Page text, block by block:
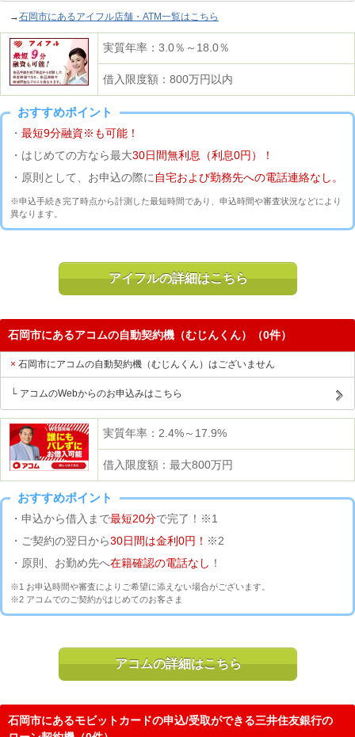
→石岡市にあるアイフル店舗・ATM一覧はこちら
実質年率：3.0％～18.0％
借入限度額：800万円以内
おすすめポイント
・ 最短9分融資※も可能！
・はじめての方なら最大30日間無利息（利息0円）！
・原則として、お申込の際に 自宅および勤務先への電話連絡なし。
※申込手続き完了時点から計測した最短時間であり、申込時間や審査状況などにより
異なります。
アイフルの詳細はこちら
石岡市にあるアコムの自動契約機（むじんくん）（0件）
石岡市にアコムの自動契約機（むじんくん）はございません
アコムのWebからのお申込みはこちら
実質年率：2.4%～17.9%
借入限度額：最大800万円
おすすめポイント
・申込から借入まで最短20分で完了！※1
・ご契約の翌日から30日間は金利0円！ ※2
・原則、お勤め先へ在籍確認の電話なし ！
※1 お申込時間や審査によりご希望に添えない場合がございます。
※2 アコムでのご契約がはじめてのお客さま
アコムの詳細はこちら
石岡市にあるモビットカードの申込/受取ができる三井住友銀行の